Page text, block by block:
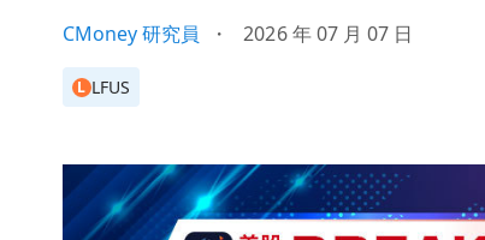
CMoney 研究員 ・ 2026 年 07 月 07 日
L LFUS